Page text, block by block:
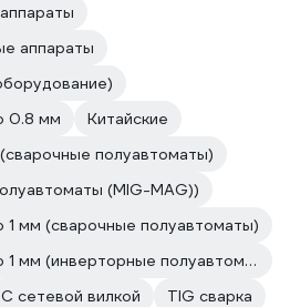
аппараты
0.8 мм
Китайские
полуавтоматы)
(MIG-MAG))
1 мм (сварочные полуавтоматы)
диаметр проволоки до 1 мм (инверторные полуавтоматы (MIG-MAG))
С сетевой вилкой
TIG сварка